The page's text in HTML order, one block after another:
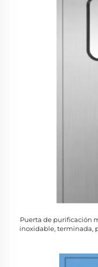
Puerta de purificación
inoxidable, terminada,
escuelas y hoteles,